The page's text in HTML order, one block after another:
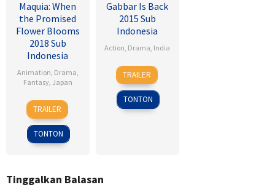
Maquia: When
the Promised
Flower Blooms
2018 Sub
Indonesia
Animation, Drama,
Fantasy, Japan
24
Feb
2018
Heo
Jong
TRAILER
TONTON
Gabbar Is Back
2015 Sub
Indonesia
Action, Drama, India
1
May
2015
Radha
Krishna
Jagarlamudi
TRAILER
TONTON
Tinggalkan Balasan